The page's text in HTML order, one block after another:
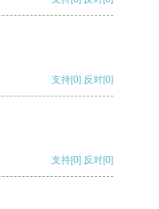
支持[0] 反对[0]
支持[0] 反对[0]